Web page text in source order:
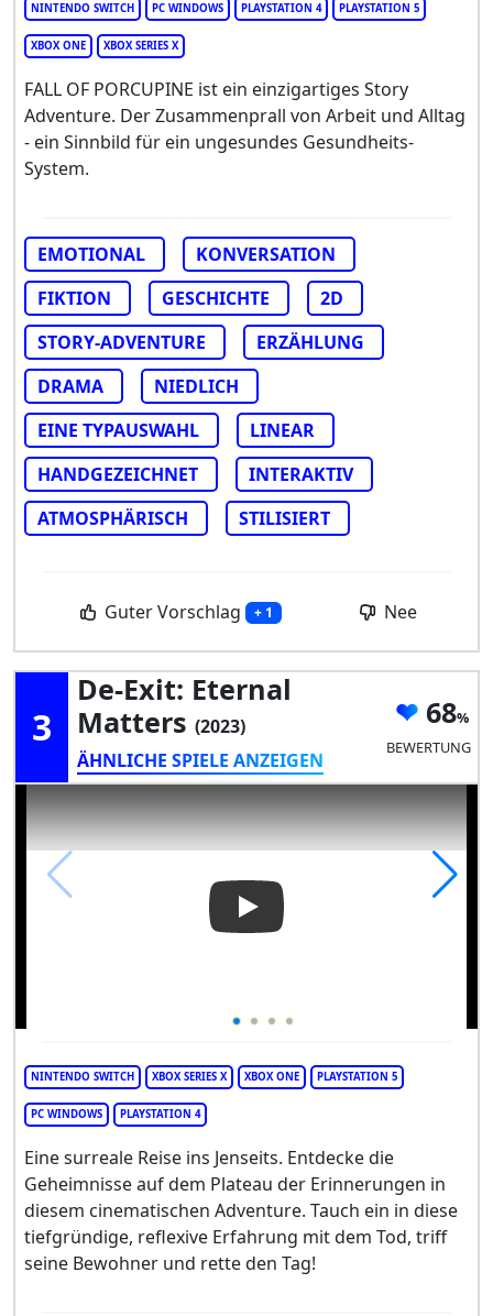
NINTENDO SWITCH PC WINDOWS PLAYSTATION 4 PLAYSTATION 5
XBOX ONE XBOX SERIES X
FALL OF PORCUPINE ist ein einzigartiges Story
Adventure. Der Zusammenprall von Arbeit und Alltag
- ein Sinnbild für ein ungesundes Gesundheits-
System.
EMOTIONAL
KONVERSATION
FIKTION
GESCHICHTE
2D
STORY-ADVENTURE
ERZÄHLUNG
DRAMA
NIEDLICH
EINE TYPAUSWAHL
LINEAR
HANDGEZEICHNET
INTERAKTIV
ATMOSPHÄRISCH
STILISIERT
Guter Vorschlag + 1 Nee
3
De-Exit: Eternal
Matters (2023)
ÄHNLICHE SPIELE ANZEIGEN
68
BEWERTUNG
Play Video: De-Exit: Eternal
NINTENDO SWITCH XBOX SERIES X XBOX ONE PLAYSTATION 5
PC WINDOWS PLAYSTATION 4
Eine surreale Reise ins Jenseits. Entdecke die
Geheimnisse auf dem Plateau der Erinnerungen in
diesem cinematischen Adventure. Tauch ein in diese
tiefgründige, reflexive Erfahrung mit dem Tod, triff
seine Bewohner und rette den Tag!